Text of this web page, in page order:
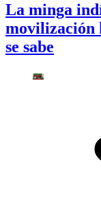
La minga
movilización
se sabe